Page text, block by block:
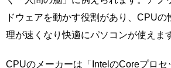
ドウェアを動かす役割があり、CPU
理が速くなり快適にパソコンが使えま
CPUのメーカーは「IntelのCoreプロセ